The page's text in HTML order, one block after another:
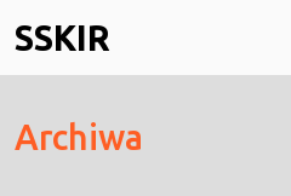
to
content
SSKIR
Archiwa